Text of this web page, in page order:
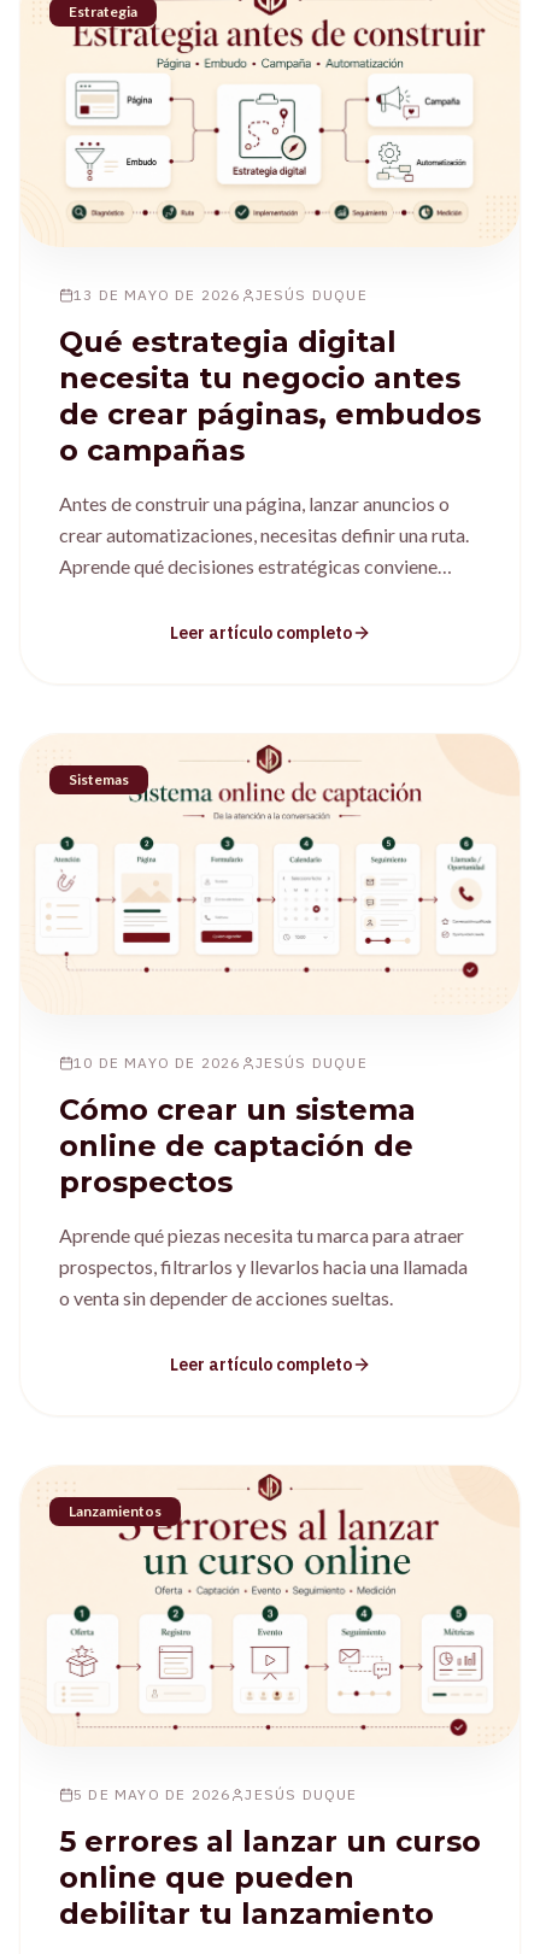
Estrategia
13 DE MAYO DE 2026 JESÚS DUQUE
Qué estrategia digital
necesita tu negocio antes
de crear páginas, embudos
o campañas
Antes de construir una página, lanzar anuncios o
crear automatizaciones, necesitas definir una ruta.
Aprende qué decisiones estratégicas conviene
Leer artículo completo
Sistemas
10 DE MAYO DE 2026 JESÚS DUQUE
Cómo crear un sistema
online de captación de
prospectos
Aprende qué piezas necesita tu marca para atraer
prospectos, filtrarlos y llevarlos hacia una llamada
o venta sin depender de acciones sueltas.
Leer artículo completo
Lanzamientos
5 DE MAYO DE 2026 JESÚS DUQUE
5 errores al lanzar un curso
online que pueden
debilitar tu lanzamiento